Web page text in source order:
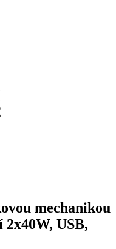
mechanikou
2x40W, USB,